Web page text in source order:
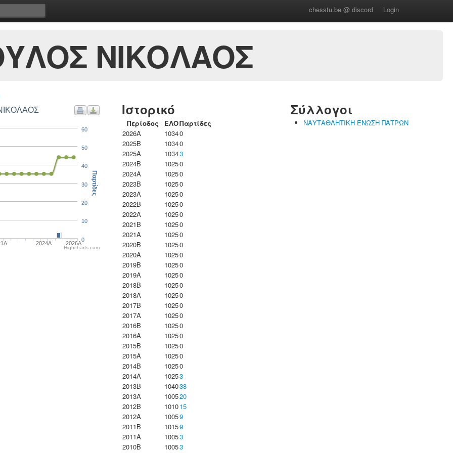
chesstu.be @ discord Login
ΝΙΚΟΛΑΟΣ
2024A 2026A
0
10
20
30
40
50
60
Παρτίδες
Highcharts.com
Ιστορικό
Περίοδος ΕΛΟΠαρτίδες
2026A
10340
2025B
10340
2025A
10343
2024B
10250
2024A
10250
2023B
10250
2023Α
10250
2022B
10250
2022A
10250
2021B
10250
2021A
10250
2020B
10250
2020A
10250
2019B
10250
2019A
10250
2018B
10250
2018A
10250
2017B
10250
2017A
10250
2016B
10250
2016A
10250
2015B
10250
2015A
10250
2014B
10250
2014A
10253
2013B
104038
2013A
100520
2012B
101015
2012A
10059
2011B
10159
2011A
10053
2010B
10053
Σύλλογοι
ΝΑΥΤΑΘΛΗΤΙΚΗ ΕΝΩΣΗ ΠΑΤΡΩΝ